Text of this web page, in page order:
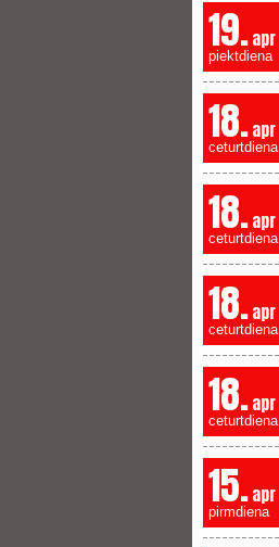
19.apr
piektdiena
18.apr
ceturtdiena
18.apr
ceturtdiena
18.apr
ceturtdiena
18.apr
ceturtdiena
15.apr
pirmdiena